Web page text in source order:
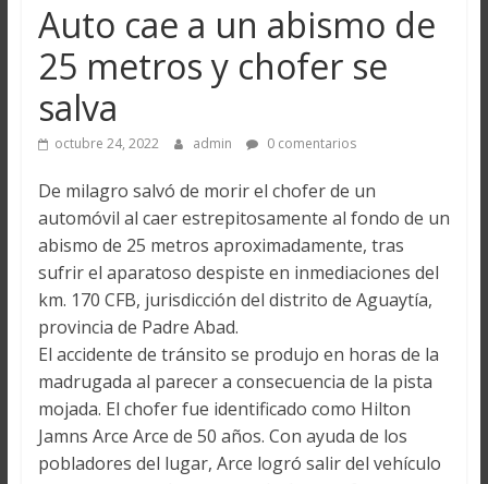
Auto cae a un abismo de
25 metros y chofer se
salva
octubre 24, 2022 admin 0 comentarios
De milagro salvó de morir el chofer de un
automóvil al caer estrepitosamente al fondo de un
abismo de 25 metros aproximadamente, tras
sufrir el aparatoso despiste en inmediaciones del
km. 170 CFB, jurisdicción del distrito de Aguaytía,
provincia de Padre Abad.
El accidente de tránsito se produjo en horas de la
madrugada al parecer a consecuencia de la pista
mojada. El chofer fue identificado como Hilton
Jamns Arce Arce de 50 años. Con ayuda de los
pobladores del lugar, Arce logró salir del vehículo